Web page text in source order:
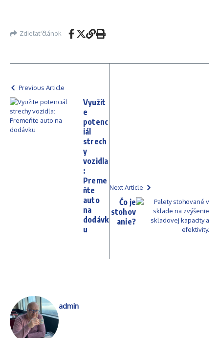
Zdieľať článok
Previous Article
Využit
e
potenc
iál
strech
y
vozidla
:
Preme
ňte
auto
na
dodávk
u
Next Article
Čo je
stohov
anie?
admin